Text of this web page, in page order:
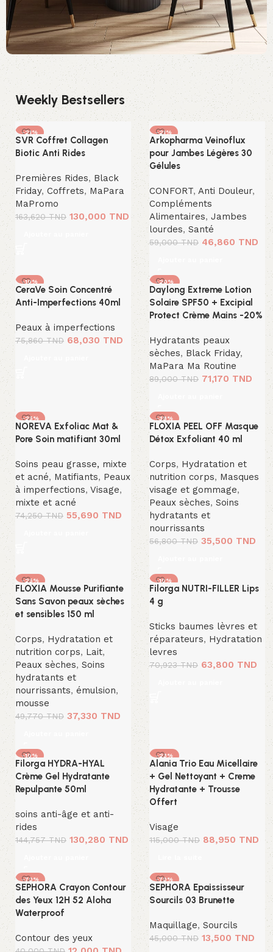
Weekly Bestsellers
-21%
SVR Coffret Collagen
Biotic Anti Rides
Premières Rides, Black
Friday, Coffrets, MaPara
MaPromo
163,620TND 130,000 TND
-21%
Arkopharma Veinoflux
pour Jambes Légères 30
Gélules
CONFORT,Anti Douleur,
Compléments
Alimentaires,Jambes
lourdes,Santé
59,000TND 46,860 TND
-10%
CeraVe Soin Concentré
Anti-Imperfections 40ml
Peaux à imperfections
75,860TND 68,030 TND
-20%
Daylong Extreme Lotion
Solaire SPF50 + Excipial
Protect Crème Mains -20%
Hydratants peaux
sèches, Black Friday,
MaPara Ma Routine
89,000TND 71,170 TND
-25%
NOREVA Exfoliac Mat &
Pore Soin matifiant 30ml
Soins peau grasse, mixte
et acné, Matifiants, Peaux
à imperfections, Visage,
mixte et acné
74,250TND 55,690 TND
-38%
FLOXIA PEEL OFF Masque
Détox Exfoliant 40 ml
Corps, Hydratation et
nutrition corps, Masques
visage et gommage,
Peaux sèches,Soins
hydratants et
nourrissants
56,800TND 35,500 TND
-25%
FLOXIA Mousse Puriﬁante
Sans Savon peaux sèches
et sensibles 150 ml
Corps, Hydratation et
nutrition corps, Lait,
Peaux sèches, Soins
hydratants et
nourrissants, émulsion,
mousse
49,770TND 37,330 TND
-10%
Filorga NUTRI-FILLER Lips
4 g
Sticks baumes lèvres et
réparateurs, Hydratation
levres
70,923TND 63,800 TND
-10%
Filorga HYDRA-HYAL
Crème Gel Hydratante
Repulpante 50ml
soins anti-âge et anti-
rides
144,757TND 130,280 TND
-23%
SOLD OUT
Alania Trio Eau Micellaire
+ Gel Nettoyant + Creme
Hydratante + Trousse
Offert
Visage
115,000TND 88,950 TND
-70%
SEPHORA Crayon Contour
des Yeux 12H 52 Aloha
Waterproof
Contour des yeux
-70%
SEPHORA Epaississeur
Sourcils 03 Brunette
Maquillage,Sourcils
45,000TND 13,500 TND